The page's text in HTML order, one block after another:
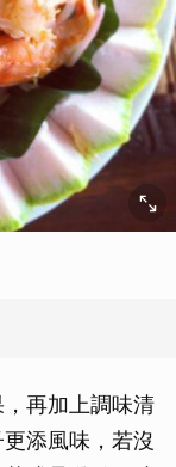
再加上調味清
添風味，若沒